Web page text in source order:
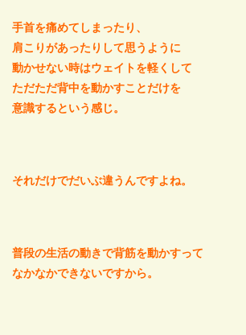
手首を痛めてしまったり、
肩こりがあったりして思うように
動かせない時はウェイトを軽くして
ただただ背中を動かすことだけを
意識するという感じ。
それだけでだいぶ違うんですよね。
普段の生活の動きで背筋を動かすって
なかなかできないですから。